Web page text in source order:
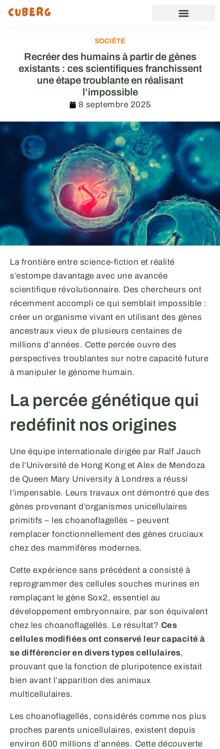
SOCIÉTÉ
Recréer des humains à partir de gènes
existants : ces scientifiques franchissent
une étape troublante en réalisant
l’impossible
8 septembre 2025
La frontière entre science-fiction et réalité
s’estompe davantage avec une avancée
scientifique révolutionnaire. Des chercheurs ont
récemment accompli ce qui semblait impossible :
créer un organisme vivant en utilisant des gènes
ancestraux vieux de plusieurs centaines de
millions d’années. Cette percée ouvre des
perspectives troublantes sur notre capacité future
à manipuler le génome humain.
La percée génétique qui
redéfinit nos origines
Une équipe internationale dirigée par Ralf Jauch
de l’Université de Hong Kong et Alex de Mendoza
de Queen Mary University à Londres a réussi
l’impensable. Leurs travaux ont démontré que des
gènes provenant d’organismes unicellulaires
primitifs – les choanoflagellés – peuvent
remplacer fonctionnellement des gènes cruciaux
chez des mammifères modernes.
Cette expérience sans précédent a consisté à
reprogrammer des cellules souches murines en
remplaçant le gène Sox2, essentiel au
développement embryonnaire, par son équivalent
chez les choanoflagellés. Le résultat? Ces
cellules modifiées ont conservé leur capacité à
se différencier en divers types cellulaires,
prouvant que la fonction de pluripotence existait
bien avant l’apparition des animaux
multicellulaires.
Les choanoflagellés, considérés comme nos plus
proches parents unicellulaires, existent depuis
environ 600 millions d’années. Cette découverte